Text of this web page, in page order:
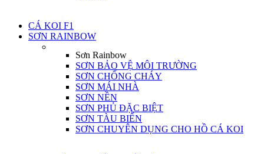
CÁ KOI F1
SƠN RAINBOW
Sơn Rainbow
SƠN BẢO VỆ MÔI TRƯỜNG
SƠN CHỐNG CHÁY
SƠN MÁI NHÀ
SƠN NỀN
SƠN PHỦ ĐẶC BIỆT
SƠN TÀU BIỂN
SƠN CHUYÊN DỤNG CHO HỒ CÁ KOI